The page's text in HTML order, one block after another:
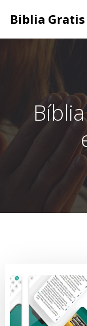
Biblia Gratis